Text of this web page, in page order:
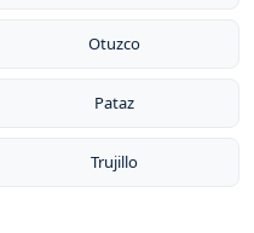
Otuzco
Pataz
Trujillo